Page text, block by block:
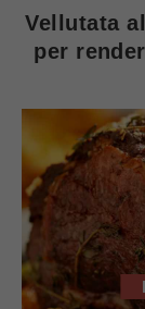
Vellutata
per